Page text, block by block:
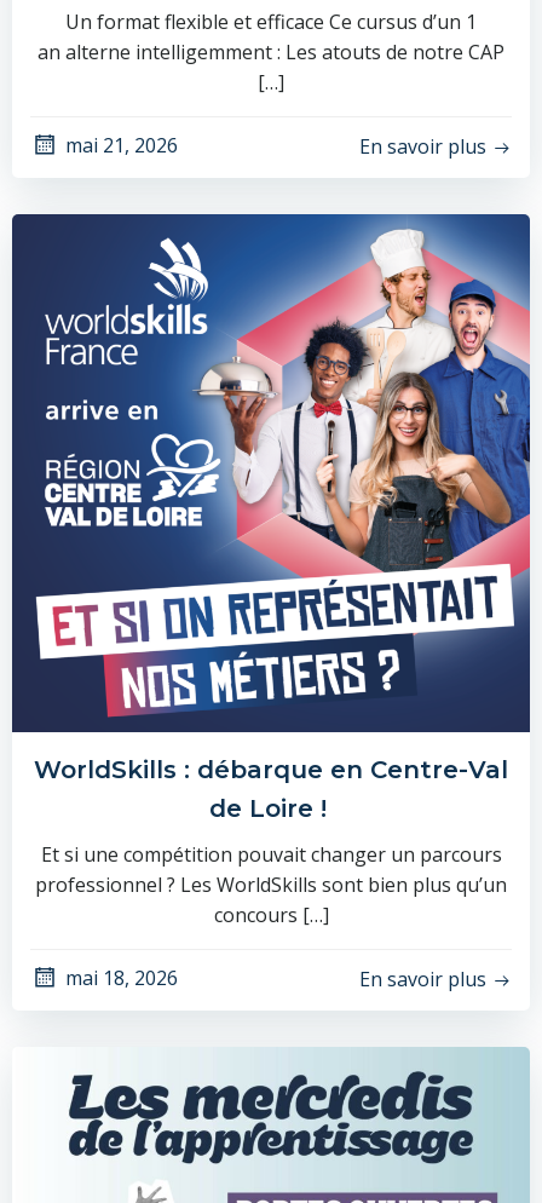
Un format flexible et efficace Ce cursus d’un 1
an alterne intelligemment : Les atouts de notre CAP
[…]
mai 21, 2026 En savoir plus
WorldSkills : débarque en Centre-Val
de Loire !
Et si une compétition pouvait changer un parcours
professionnel ? Les WorldSkills sont bien plus qu’un
concours […]
mai 18, 2026 En savoir plus